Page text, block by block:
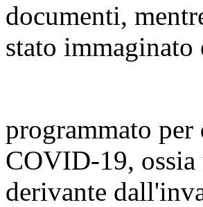
documenti,
stato immaginato
programmato
COVID-19, ossia
derivante